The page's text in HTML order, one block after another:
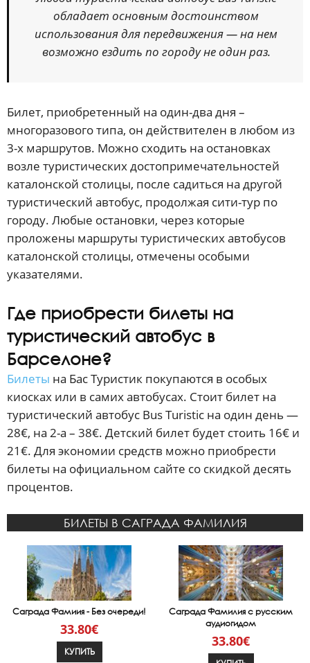
обладает основным достоинством
использования для передвижения — на нем
возможно ездить по городу не один раз.
Билет, приобретенный на один-два дня –
многоразового типа, он действителен в любом из
3-х маршрутов. Можно сходить на остановках
возле туристических достопримечательностей
каталонской столицы, после садиться на другой
туристический автобус, продолжая сити-тур по
городу. Любые остановки, через которые
проложены маршруты туристических автобусов
каталонской столицы, отмечены особыми
указателями.
Где приобрести билеты на
туристический автобус в
Барселоне?
Билеты на Бас Туристик покупаются в особых
киосках или в самих автобусах. Стоит билет на
туристический автобус Bus Turistic на один день —
28€, на 2-а – 38€. Детский билет будет стоить 16€ и
21€. Для экономии средств можно приобрести
билеты на официальном сайте со скидкой десять
процентов.
БИЛЕТЫ В САГРАДА ФАМИЛИЯ
Саграда Фамиия - Без очереди!
33.80€
КУПИТЬ
Саграда Фамилия с русским
аудиогидом
33.80€